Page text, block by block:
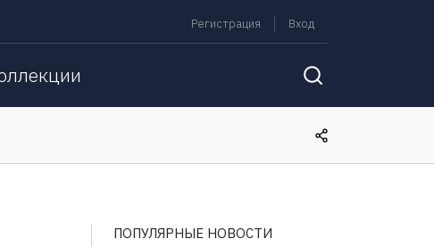
Регистрация Вход
ПОПУЛЯРНЫЕ НОВОСТИ